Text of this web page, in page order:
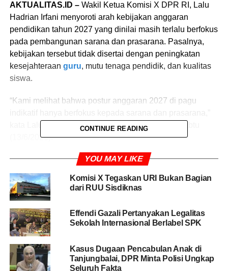
AKTUALITAS.ID – Wakil Ketua Komisi X DPR RI, Lalu
Hadrian Irfani menyoroti arah kebijakan anggaran
pendidikan tahun 2027 yang dinilai masih terlalu berfokus
pada pembangunan sarana dan prasarana. Pasalnya,
kebijakan tersebut tidak disertai dengan peningkatan
kesejahteraan guru, mutu tenaga pendidik, dan kualitas
siswa.
“Kami melihat bahwa postur anggaran 2027 di pagu
kata Lalu dalam keterangannya yang diterima, Sabtu
(13/6/2026).
Menurutnya, pembangunan infrastruktur pendidikan
memang tetap diperlukan untuk mendukung proses
belajar mengajar. Namun, kebijakan tersebut perlu
diimbangi dengan program yang menyentuh peningkatan
kualitas sumber daya manusia di sektor pendidikan.
“Tetapi jangan lupa, kita masih punya PR. Kesejahteraan
guru harus meningkat, kemudian mutu kualitas siswa-
siswi maupun guru-guru kita harus terperhatikan,”
ujarnya.
CONTINUE READING
YOU MAY LIKE
Komisi X Tegaskan URI Bukan Bagian
dari RUU Sisdiknas
Effendi Gazali Pertanyakan Legalitas
Sekolah Internasional Berlabel SPK
Kasus Dugaan Pencabulan Anak di
Tanjungbalai, DPR Minta Polisi Ungkap
Seluruh Fakta